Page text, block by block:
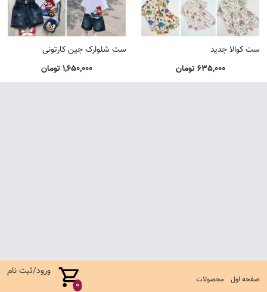
صفحه اول محصولات 0
ورود/ثبت نام
ست کوالا جدید
635,000 تومان
ست شلوارک جین کارتونی
1,650,000 تومان